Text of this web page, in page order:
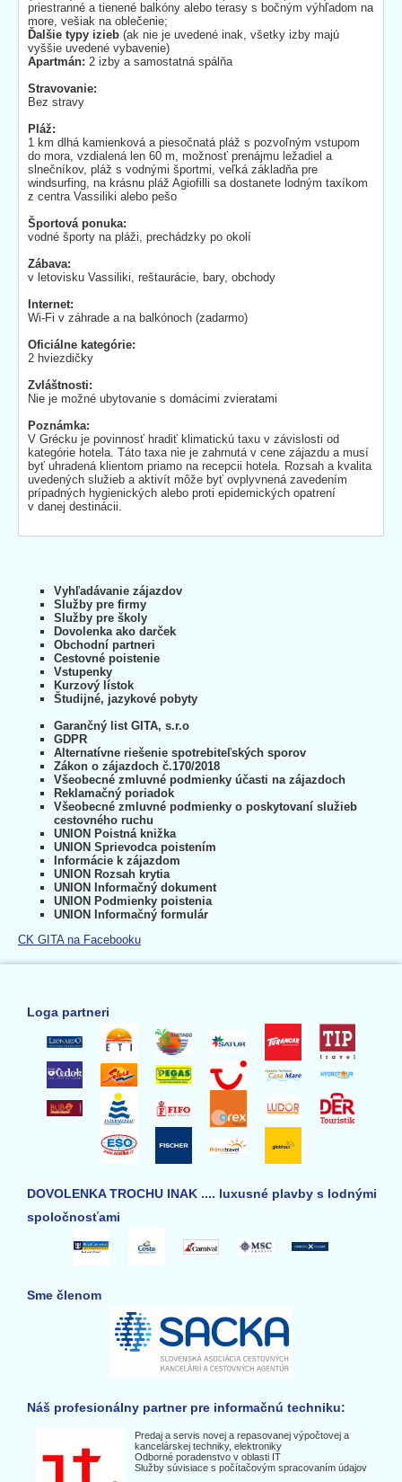
priestranné a tienené balkóny alebo terasy s bočným výhľadom na
more, vešiak na oblečenie;
Ďalšie typy izieb (ak nie je uvedené inak, všetky izby majú
vyššie uvedené vybavenie)
Apartmán: 2 izby a samostatná spálňa
Stravovanie:
Bez stravy
Pláž:
1 km dlhá kamienková a piesočnatá pláž s pozvoľným vstupom
do mora, vzdialená len 60 m, možnosť prenájmu ležadiel a
slnečníkov, pláž s vodnými športmi, veľká základňa pre
windsurfing, na krásnu pláž Agiofilli sa dostanete lodným taxíkom
z centra Vassiliki alebo pešo
Športová ponuka:
vodné športy na pláži, prechádzky po okolí
Zábava:
v letovisku Vassiliki, reštaurácie, bary, obchody
Internet:
Wi-Fi v záhrade a na balkónoch (zadarmo)
Oficiálne kategórie:
2 hviezdičky
Zvláštnosti:
Nie je možné ubytovanie s domácimi zvieratami
Poznámka:
V Grécku je povinnosť hradiť klimatickú taxu v závislosti od
kategórie hotela. Táto taxa nie je zahrnutá v cene zájazdu a musí
byť uhradená klientom priamo na recepcii hotela. Rozsah a kvalita
uvedených služieb a aktivít môže byť ovplyvnená zavedením
prípadných hygienických alebo proti epidemických opatrení
v danej destinácii.
Vyhľadávanie zájazdov
Služby pre firmy
Služby pre školy
Dovolenka ako darček
Obchodní partneri
Cestovné poistenie
Vstupenky
Kurzový lístok
Študijné, jazykové pobyty
Garančný list GITA, s.r.o
GDPR
Alternatívne riešenie spotrebiteľských sporov
Zákon o zájazdoch č.170/2018
Všeobecné zmluvné podmienky účasti na zájazdoch
Reklamačný poriadok
Všeobecné zmluvné podmienky o poskytovaní služieb
cestovného ruchu
UNION Poistná knižka
UNION Sprievodca poistením
Informácie k zájazdom
UNION Rozsah krytia
UNION Informačný dokument
UNION Podmienky poistenia
UNION Informačný formulár
CK GITA na Facebooku
Loga partneri
DOVOLENKA TROCHU INAK .... luxusné plavby s lodnými
spoločnosťami
Sme členom
Náš profesionálny partner pre informačnú techniku:
Predaj a servis novej a repasovanej výpočtovej a
kancelárskej techniky, elektroniky
Odborné poradenstvo v oblasti IT
Služby súvisiace s počítačovým spracovaním údajov